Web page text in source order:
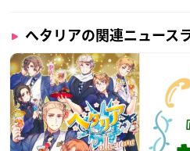
ヘタリアの関連ニュース